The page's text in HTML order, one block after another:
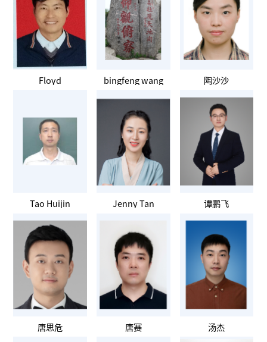
Floyd bingfeng wang 陶沙沙
Tao Huijin Jenny Tan 谭鹏飞
唐思危 唐赛 汤杰